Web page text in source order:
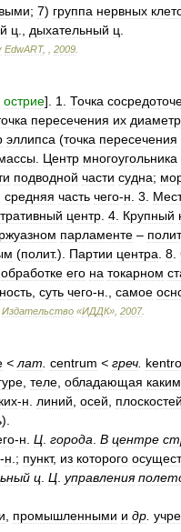
; 7) группа нервных
ц дыхательный ц
EdwART, 2009
острие]. 1 Точка
пересечения их
эллипса (точка пересечения
Центр многоугольника
подводной части судна;
средняя часть чего-н 3
центр 4 Крупный
парламенте –
(полит.). Партии центра 8
обработке его на токарном
суть чего-н самое
Издательство «ИДДК» 2007.
< лат centrum < греч
теле обладающая каким
-н линий осей плоскостей
).
-н Ц города В центре
-н .; пункт, из которого
ц Ц управления
промышленными и др